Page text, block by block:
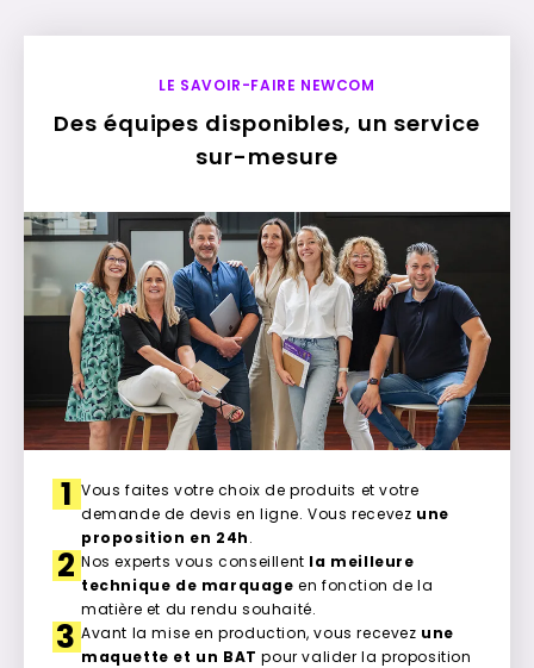
LE SAVOIR-FAIRE NEWCOM
Des équipes disponibles, un service
sur-mesure
1 Vous faites votre choix de produits et votre
demande de devis en ligne. Vous recevez une
proposition en 24h.
2 Nos experts vous conseillent la meilleure
technique de marquage en fonction de la
matière et du rendu souhaité.
3Avant la mise en production, vous recevez une
maquette et un BAT pour valider la proposition